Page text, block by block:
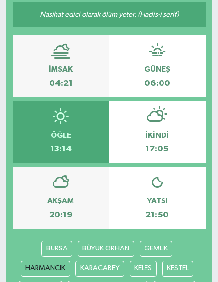
Nasihat edici olarak ölüm yeter. (Hadis-i şerif)
İMSAK
04:21
GÜNEŞ
06:00
ÖĞLE
13:14
İKINDI
17:05
AKŞAM
20:19
YATSI
21:50
BURSA BÜYÜK ORHAN GEMLİK
HARMANCIK KARACABEY KELES KESTEL